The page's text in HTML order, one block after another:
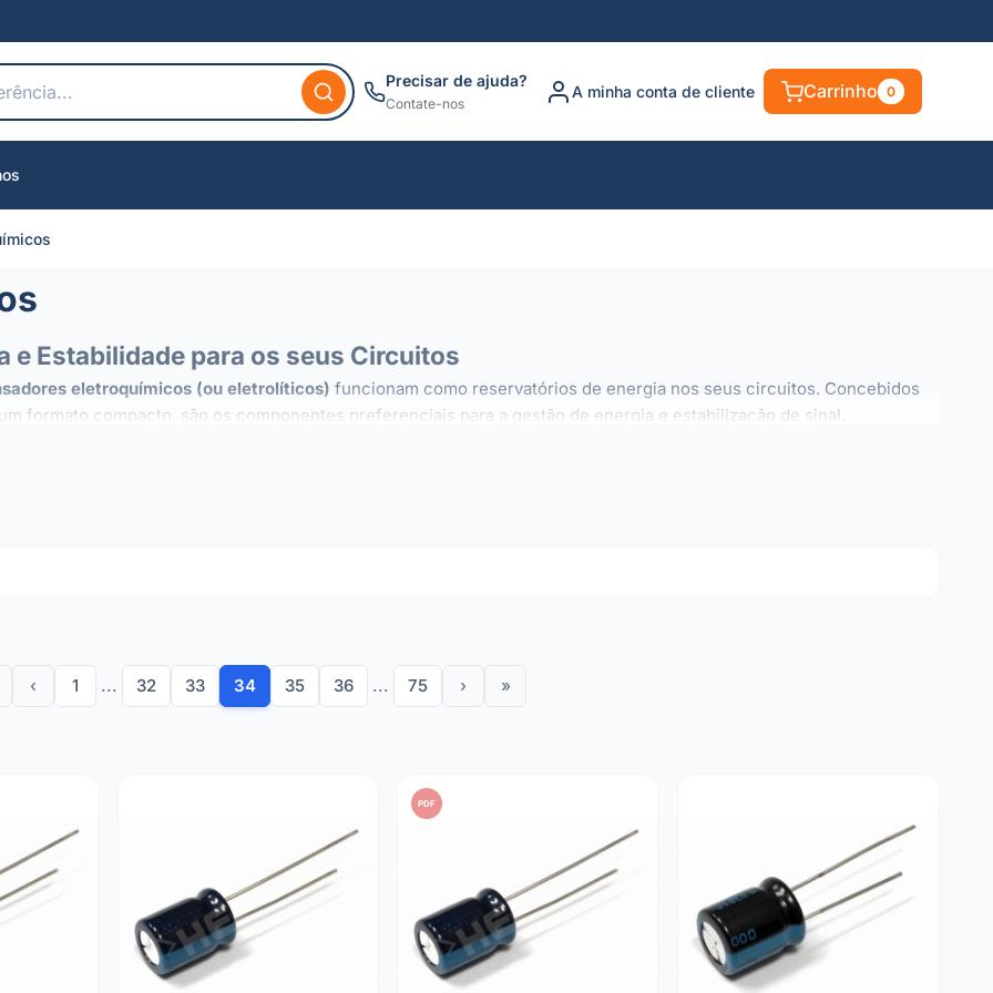
Precisar de ajuda?
Contate-nos
A minha conta de cliente Carrinho 0
Estabilidade para os seus Circuitos
eletroquímicos (ou eletrolíticos) funcionam como reservatórios de energia nos seus circuitos. Concebidos
formato compacto, são os componentes preferenciais para a gestão de energia e estabilização de sinal.
CC enquanto permite a passagem de sinais CA.
a fiabilidade e a longevidade do seu equipamento graças às rigorosas especificações técnicas:
(µF) para satisfazer todas as necessidades de armazenamento.
indicada na embalagem e escolha uma tensão de trabalho (V) pelo menos 20% superior à tensão real
‹ 1 ... 32 33 34 35 36 ... 75 › »
PDF